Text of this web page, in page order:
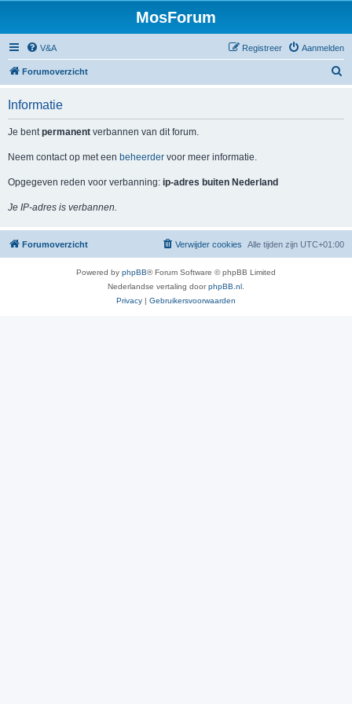
MosForum
V&A Aanmelden
Registreer
Forumoverzicht
Informatie
Je bentpermanent verbannen van dit forum.
Neem contact op met een beheerder voor meer informatie.
Opgegeven reden voor verbanning: ip-adres buiten Nederland
Je IP-adres is verbannen.
Forumoverzicht Alle tijden zijn UTC+01:00
Verwijder cookies
Powered by phpBB® Forum Software © phpBB Limited
Nederlandse vertaling doorphpBB.nl
Privacy | Gebruikersvoorwaarden